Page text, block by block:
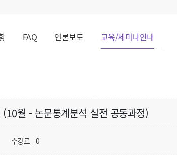
FAQ 언론보도 교육/세미나안내
월 - 논문통계분석 실전 공동과정)
수강료 0